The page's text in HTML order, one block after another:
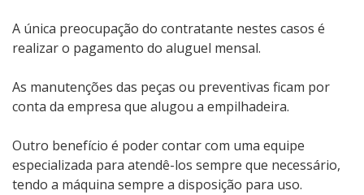
A única preocupação do contratante nestes casos é
realizar o pagamento do aluguel mensal.
As manutenções das peças ou preventivas ficam por
conta da empresa que alugou a empilhadeira.
Outro benefício é poder contar com uma equipe
especializada para atendê-los sempre que necessário,
tendo a máquina sempre a disposição para uso.